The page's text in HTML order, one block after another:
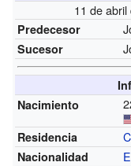
11 de
Predecesor
Sucesor
Nacimiento
Residencia
Nacionalidad